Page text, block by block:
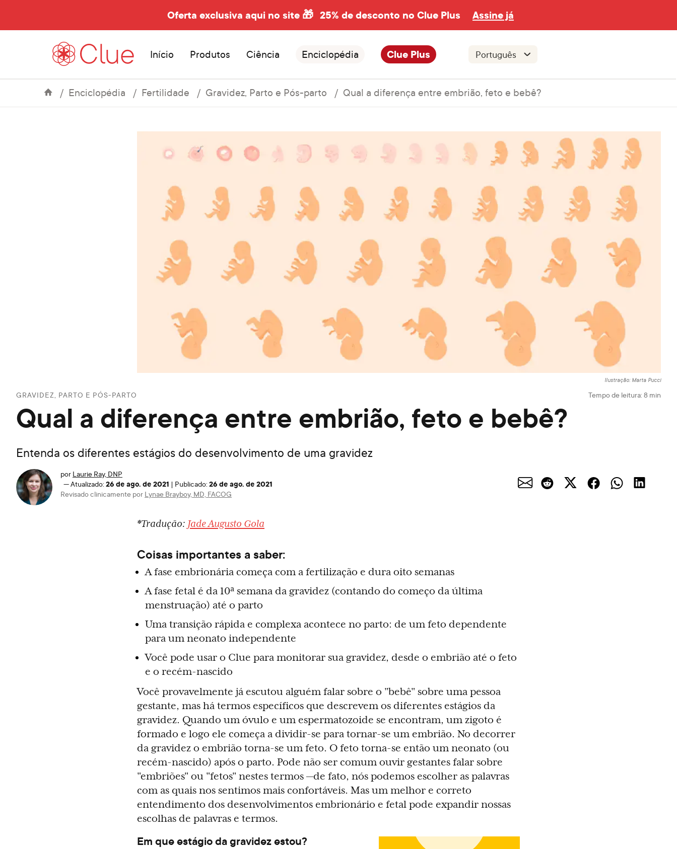
Oferta exclusiva aqui no site 🎁 25% de desconto no Clue Plus Assine já
Início Produtos Ciência Enciclopédia Clue Plus
Enciclopédia Fertilidade Gravidez, Parto e Pós-parto Qual a diferença entre embrião, feto e bebê?
Ilustração: Marta Pucci
GRAVIDEZ, PARTO E PÓS-PARTO Tempo de leitura: 8 min
Qual a diferença entre embrião, feto e bebê?
Entenda os diferentes estágios do desenvolvimento de uma gravidez
por Laurie Ray, DNP
—Atualizado: 26 de ago. de 2021 | Publicado: 26 de ago. de 2021
Revisado clinicamente por Lynae Brayboy, MD, FACOG
*Tradução: Jade Augusto Gola
Coisas importantes a saber:
A fase embrionária começa com a fertilização e dura oito semanas
A fase fetal é da 10ª semana da gravidez (contando do começo da última
menstruação) até o parto
Uma transição rápida e complexa acontece no parto: de um feto dependente
para um neonato independente
Você pode usar o Clue para monitorar sua gravidez, desde o embrião até o feto
e o recém-nascido
Você provavelmente já escutou alguém falar sobre o "bebê" sobre uma pessoa
gestante, mas há termos específicos que descrevem os diferentes estágios da
gravidez. Quando um óvulo e um espermatozoide se encontram, um zigoto é
formado e logo ele começa a dividir-se para tornar-se um embrião. No decorrer
da gravidez o embrião torna-se um feto. O feto torna-se então um neonato (ou
recém-nascido) após o parto. Pode não ser comum ouvir gestantes falar sobre
"embriões" ou "fetos" nestes termos —de fato, nós podemos escolher as palavras
com as quais nos sentimos mais confortáveis. Mas um melhor e correto
entendimento dos desenvolvimentos embrionário e fetal pode expandir nossas
escolhas de palavras e termos.
Em que estágio da gravidez estou?